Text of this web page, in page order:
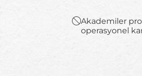
Akademiler
operasyonel